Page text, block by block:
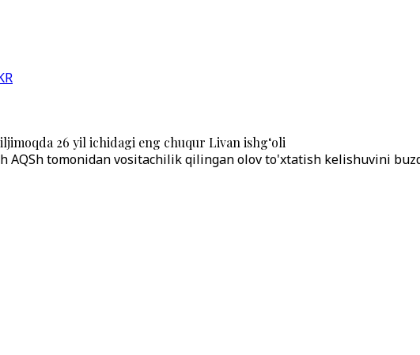
26 yil ichidagi eng chuqur Livan ishg‘oli
AQSh tomonidan vositachilik qilingan olov to'xtatish kelishuvini